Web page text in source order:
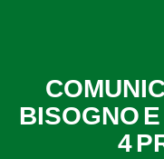
BISOGNO
4